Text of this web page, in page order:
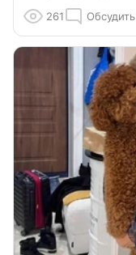
261 Обсудить